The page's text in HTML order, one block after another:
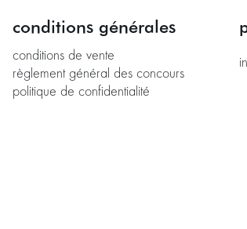
conditions générales
conditions de vente
règlement général des concours
politique de confidentialité